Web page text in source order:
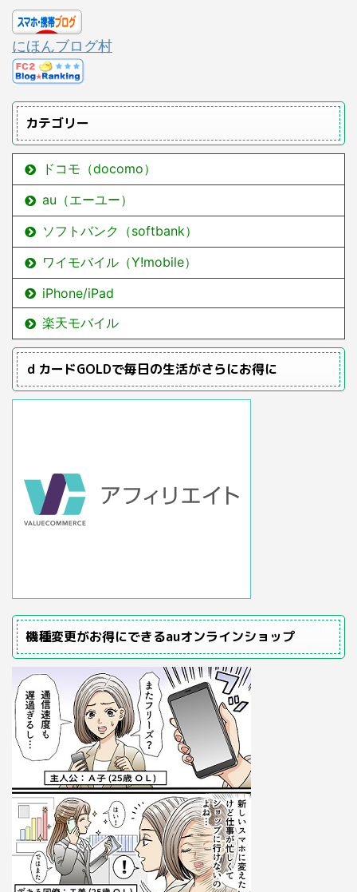
にほんブログ村
カテゴリー
ドコモ（docomo）
au（エーユー）
ソフトバンク（softbank）
ワイモバイル（Y!mobile）
iPhone/iPad
楽天モバイル
ｄカードGOLDで毎日の生活がさらにお得に
機種変更がお得にできるauオンラインショップ